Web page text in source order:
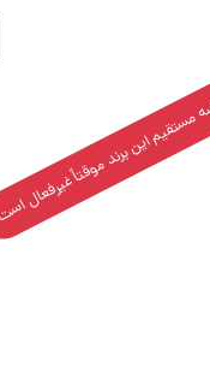
این برند موقتاً